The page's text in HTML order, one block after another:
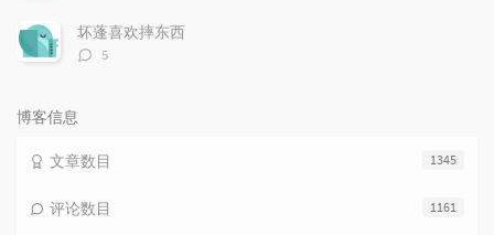
数：
坏蓬喜欢摔东西
评
5
博客信息
1345
文章数目
1161
评论数目